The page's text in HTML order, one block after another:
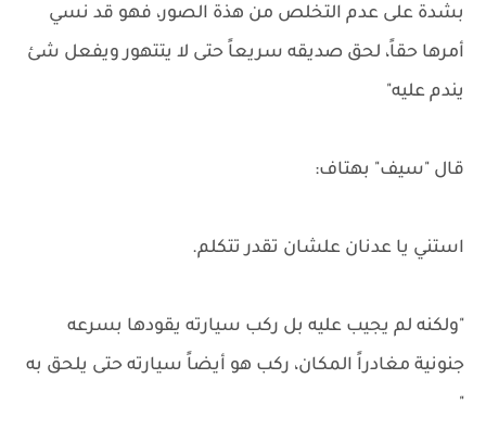
بشدة على عدم التخلص من هذة الصور، فهو قد نسي
أمرها حقاً، لحق صديقه سريعاً حتى لا يتتهور ويفعل شئ
يندم عليه"
قال "سيف" بهتاف:
استني يا عدنان علشان تقدر تتكلم.
"ولكنه لم يجيب عليه بل ركب سيارته يقودها بسرعه
جنونية مغادراً المكان، ركب هو أيضاً سيارته حتى يلحق به
"